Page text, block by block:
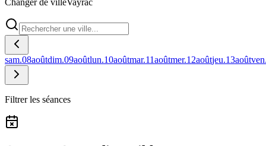
sam.08aoûtdim.09aoûtlun.10aoûtmar.11aoûtmer.12aoûtjeu.13août
Filtrer les séances